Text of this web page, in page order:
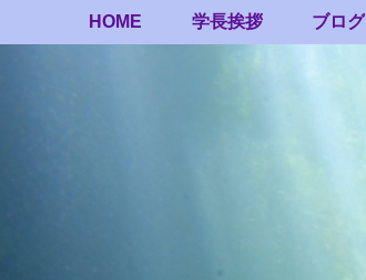
HOME 学長挨拶 ブログ